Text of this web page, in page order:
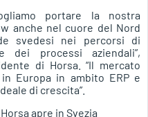
portare la nostra
anche nel cuore del Nord
svedesi nei percorsi di
dei processi aziendali”,
di Horsa.“Il mercato
Europa in ambito ERP e
di crescita”.